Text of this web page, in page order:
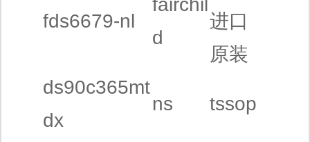
fds6679-nl
fairchil
d
进口
原装
ds90c365mt
dx
ns tssop